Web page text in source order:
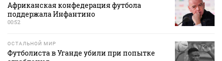
Африканская конфедерация футбола
поддержала Инфантино
00:52
ОСТАЛЬНОЙ МИР
Футболиста в Уганде убили при попытке